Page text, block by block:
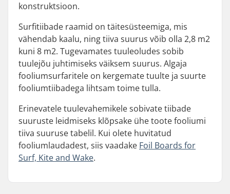
konstruktsioon.
Surfitiibade raamid on täitesüsteemiga, mis
vähendab kaalu, ning tiiva suurus võib olla 2,8 m2
kuni 8 m2. Tugevamates tuuleoludes sobib
tuulejõu juhtimiseks väiksem suurus. Algaja
fooliumsurfaritele on kergemate tuulte ja suurte
fooliumtiibadega lihtsam toime tulla.
Erinevatele tuulevahemikele sobivate tiibade
suuruste leidmiseks klõpsake ühe toote fooliumi
tiiva suuruse tabelil. Kui olete huvitatud
fooliumlaudadest, siis vaadake Foil Boards for
Surf, Kite and Wake.